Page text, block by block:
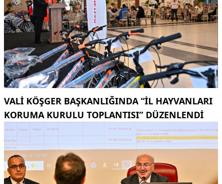
VALI KÖŞGER BAŞKANLIĞINDA “İL HAYVANLARI
KORUMA KURULU TOPLANTISI” DÜZENLENDI